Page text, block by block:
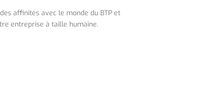
affinités avec le monde du BTP et
entreprise à taille humaine.